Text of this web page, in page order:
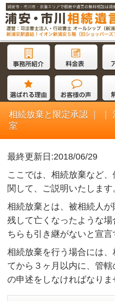
相続放棄と限定承認 ｜ ｜
室
最終更新日:2018/06/29
ここでは、相続放棄など
関して、ご説明いたします
相続放棄とは、被相続人
残して亡くなったような
ちらも引き継がないと宣言
相続放棄を行う場合には
てから３ヶ月以内に、管
の申述をしなければなりま